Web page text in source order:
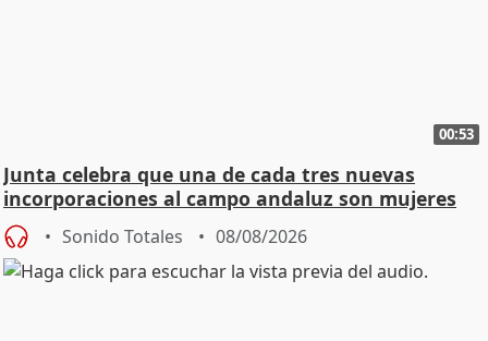
00:53
Junta celebra que una de cada tres nuevas
incorporaciones al campo andaluz son mujeres
jóvenes
Sonido Totales 08/08/2026